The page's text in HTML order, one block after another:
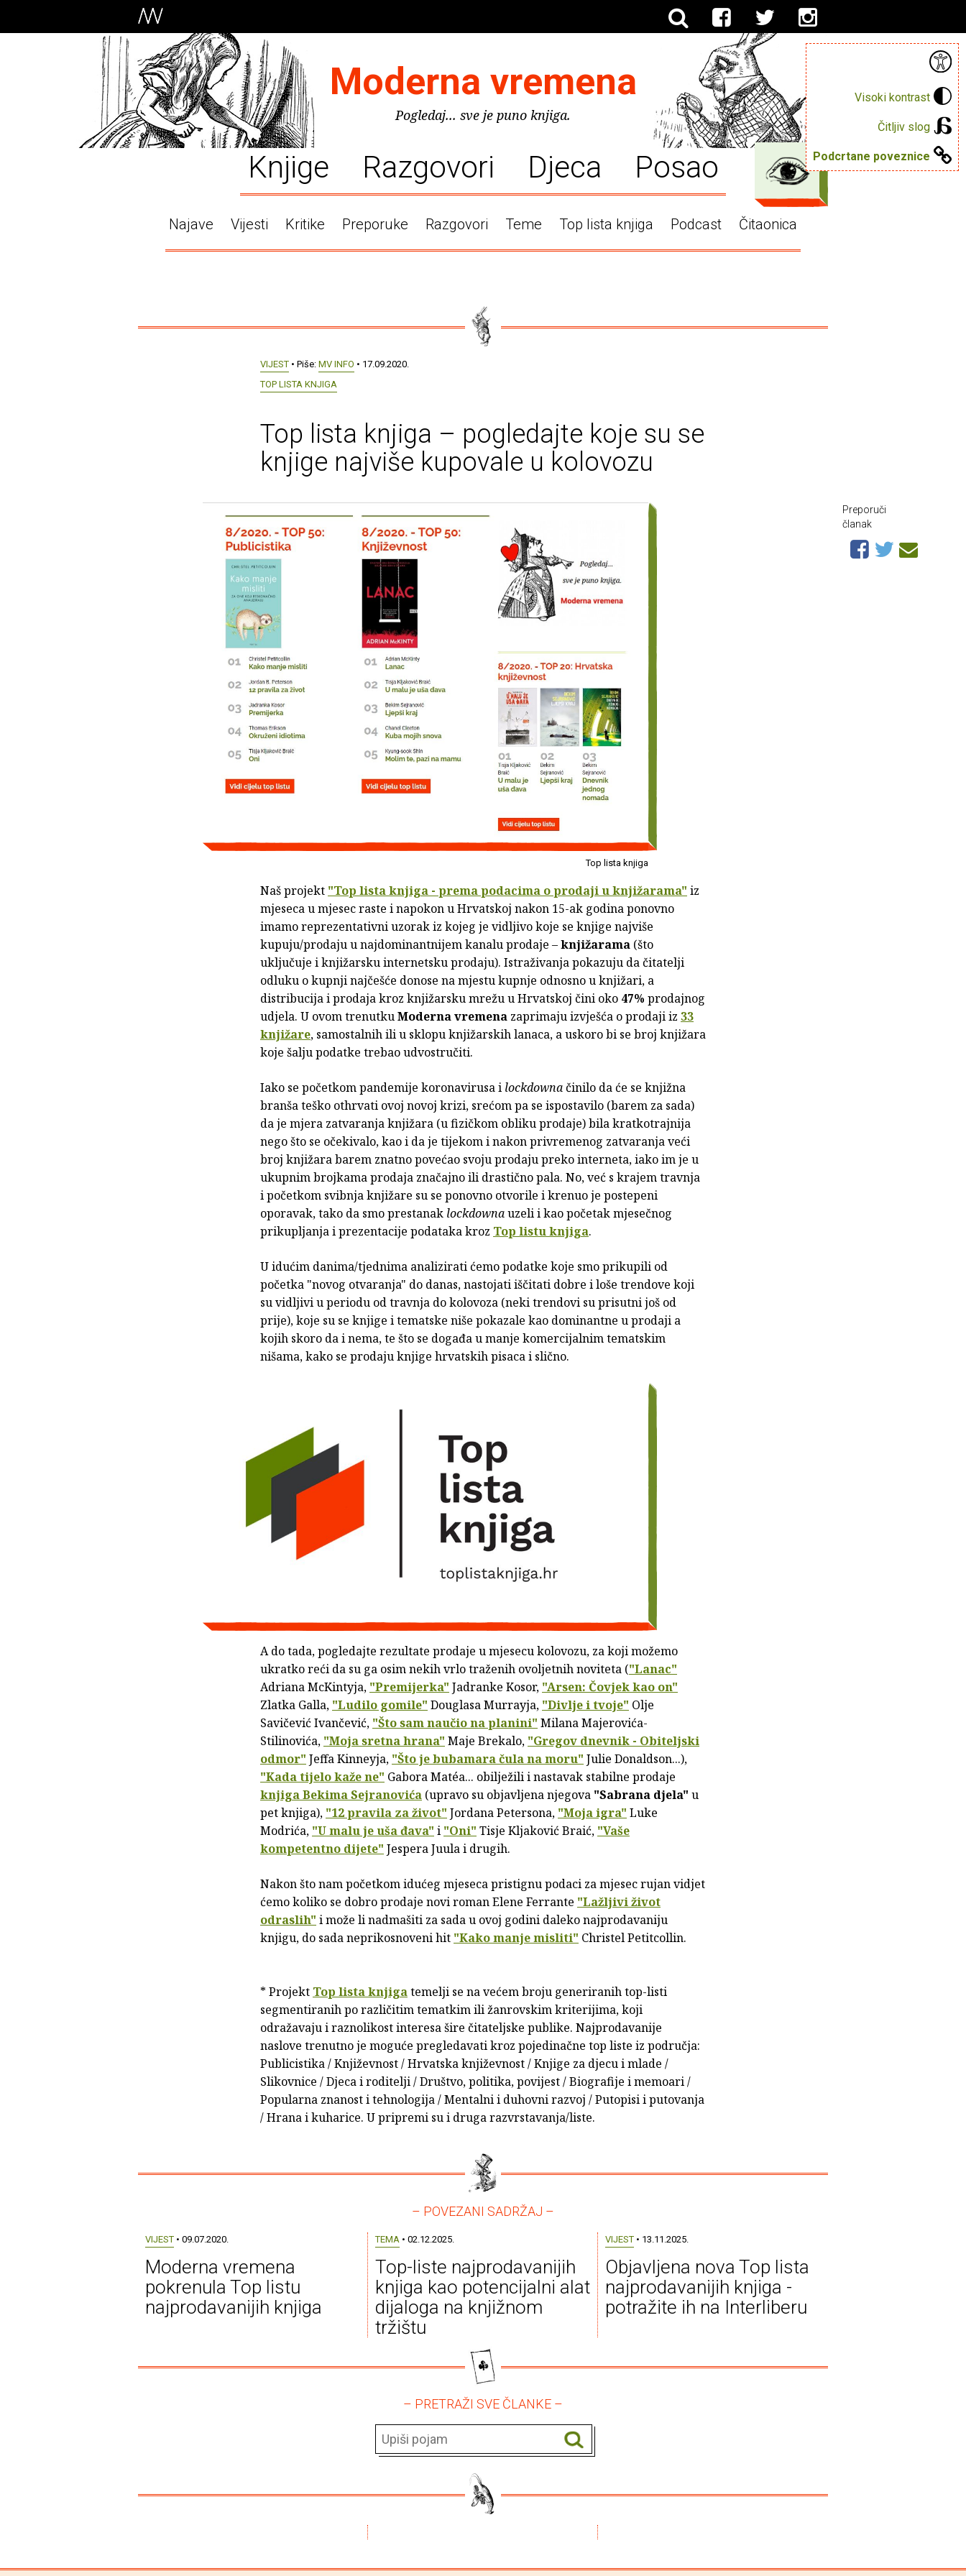
Visoki kontrast
Čitljiv slog
Podcrtane poveznice
Moderna vremena
Pogledaj... sve je puno knjiga.
Knjige Razgovori Djeca Posao
Najave Vijesti Kritike Preporuke Razgovori Teme Top lista knjiga Podcast Čitaonica
VIJEST • Piše: MV INFO • 17.09.2020.
TOP LISTA KNJIGA
Top lista knjiga – pogledajte koje su se
knjige najviše kupovale u kolovozu
Top lista knjiga
Naš projekt "Top lista knjiga - prema podacima o prodaji u knjižarama" iz
mjeseca u mjesec raste i napokon u Hrvatskoj nakon 15-ak godina ponovno
imamo reprezentativni uzorak iz kojeg je vidljivo koje se knjige najviše
kupuju/prodaju u najdominantnijem kanalu prodaje –knjižarama (što
uključuje i knjižarsku internetsku prodaju). Istraživanja pokazuju da čitatelji
odluku o kupnji najčešće donose na mjestu kupnje odnosno u knjižari, a
distribucija i prodaja kroz knjižarsku mrežu u Hrvatskoj čini oko 47% prodajnog
udjela. U ovom trenutkuModerna vremena zaprimaju izvješća o prodaji iz 33
knjižare, samostalnih ili u sklopu knjižarskih lanaca, a uskoro bi se broj knjižara
koje šalju podatke trebao udvostručiti.
Iako se početkom pandemije koronavirusa i lockdownačinilo da će se knjižna
branša teško othrvati ovoj novoj krizi, srećom pa se ispostavilo (barem za sada)
da je mjera zatvaranja knjižara (u fizičkom obliku prodaje) bila kratkotrajnija
nego što se očekivalo, kao i da je tijekom i nakon privremenog zatvaranja veći
broj knjižara barem znatno povećao svoju prodaju preko interneta, iako im je u
ukupnim brojkama prodaja značajno ili drastično pala. No, već s krajem travnja
i početkom svibnja knjižare su se ponovno otvorile i krenuo je postepeni
oporavak, tako da smo prestanak lockdownauzeli i kao početak mjesečnog
prikupljanja i prezentacije podataka kroz Top listu knjiga.
U idućim danima/tjednima analizirati ćemo podatke koje smo prikupili od
početka "novog otvaranja" do danas, nastojati iščitati dobre i loše trendove koji
su vidljivi u periodu od travnja do kolovoza (neki trendovi su prisutni još od
prije), koje su se knjige i tematske niše pokazale kao dominantne u prodaji a
kojih skoro da i nema, te što se događa u manje komercijalnim tematskim
nišama, kako se prodaju knjige hrvatskih pisaca i slično.
A do tada, pogledajte rezultate prodaje u mjesecu kolovozu, za koji možemo
ukratko reći da su ga osim nekih vrlo traženih ovoljetnih noviteta ("Lanac"
Adriana McKintyja, "Premijerka" Jadranke Kosor, "Arsen: Čovjek kao on"
Zlatka Galla, "Ludilo gomile" Douglasa Murrayja, "Divlje i tvoje" Olje
Savičević Ivančević, "Što sam naučio na planini" Milana Majerovića-
Stilinovića, "Moja sretna hrana" Maje Brekalo, "Gregov dnevnik - Obiteljski
odmor" Jeffa Kinneyja, "Što je bubamara čula na moru" Julie Donaldson...),
"Kada tijelo kaže ne" Gabora Matéa... obilježili i nastavak stabilne prodaje
knjigaBekima Sejranovića (upravo su objavljena njegova "Sabrana djela" u
pet knjiga), "12 pravila za život" Jordana Petersona, "Moja igra" Luke
Modrića, "U malu je uša đava" i "Oni" Tisje Kljaković Braić, "Vaše
kompetentno dijete" Jespera Juula i drugih.
Nakon što nam početkom idućeg mjeseca pristignu podaci za mjesec rujan vidjet
ćemo koliko se dobro prodaje novi roman Elene Ferrante "Lažljivi život
odraslih" i može li nadmašiti za sada u ovoj godini daleko najprodavaniju
knjigu, do sada neprikosnoveni hit "Kako manje misliti" Christel Petitcollin.
* Projekt Top lista knjigatemelji se na većem broju generiranih top-listi
segmentiranih po različitim tematkim ili žanrovskim kriterijima, koji
odražavaju i raznolikost interesa šire čitateljske publike. Najprodavanije
naslove trenutno je moguće pregledavati kroz pojedinačne top liste iz područja:
Publicistika / Književnost / Hrvatska književnost / Knjige za djecu i mlade /
Slikovnice / Djeca i roditelji / Društvo, politika, povijest / Biografije i memoari /
Popularna znanost i tehnologija / Mentalni i duhovni razvoj / Putopisi i putovanja
/ Hrana i kuharice. U pripremi su i druga razvrstavanja/liste.
Preporuči
članak
– POVEZANI SADRŽAJ –
VIJEST• 09.07.2020.
Moderna vremena
pokrenula Top listu
najprodavanijih knjiga
TEMA • 02.12.2025.
Top-liste najprodavanijih
knjiga kao potencijalni alat
dijaloga na knjižnom
tržištu
VIJEST• 13.11.2025.
Objavljena nova Top lista
najprodavanijih knjiga -
potražite ih na Interliberu
– PRETRAŽI SVE ČLANKE –